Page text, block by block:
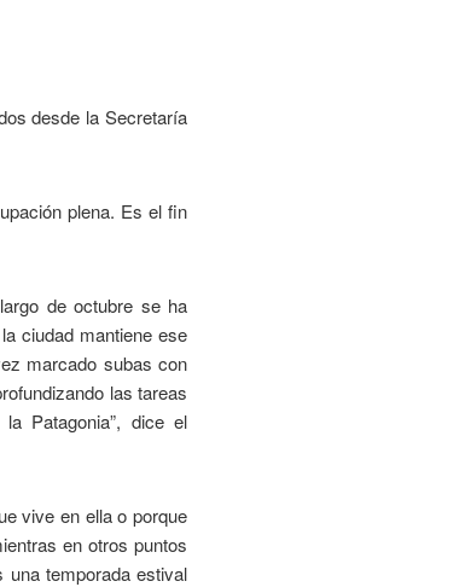
desde la Secretaría
plena. Es el fin
de octubre se ha
ciudad mantiene ese
marcado subas con
las tareas
Patagonia”, dice el
vive en ella o porque
en otros puntos
temporada estival